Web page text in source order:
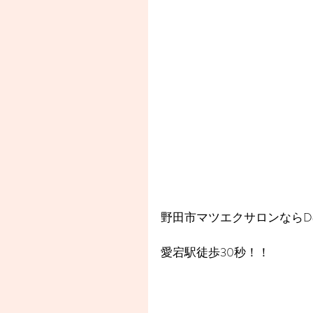
野田市マツエクサロンなら
愛宕駅徒歩30秒！！